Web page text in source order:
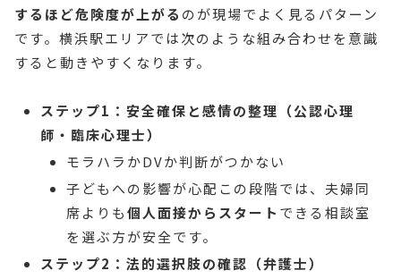
するほど危険度が上がる のが現場でよく見るパターン
です。横浜駅エリアでは次のような組み合わせを意識
すると動きやすくなります。
ステップ1：安全確保と感情の整理（公認心理
師・臨床心理士）
モラハラかDVか判断がつかない
子どもへの影響が心配 この段階では、夫婦同
席よりも個人面接からスタート できる相談室
を選ぶ方が安全です。
ステップ2：法的選択肢の確認（弁護士）